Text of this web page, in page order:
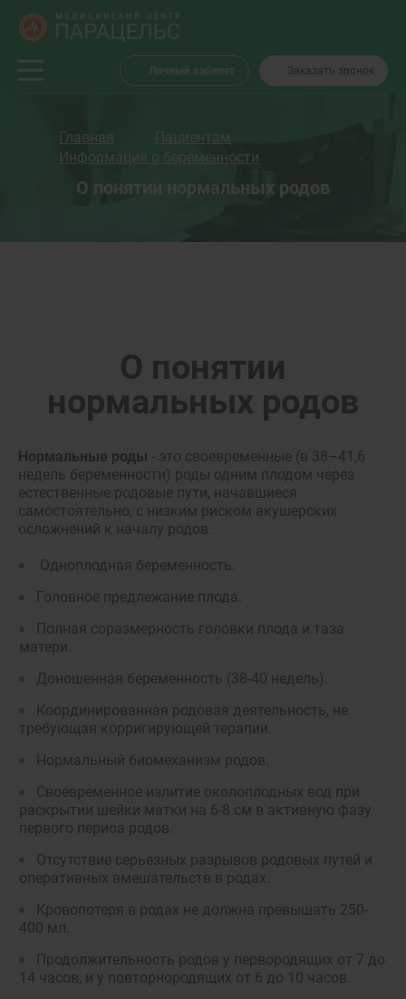
Личный кабинет Заказать звонок
Главная
Пациентам
Информация о беременности
О понятии нормальных родов
О понятии
нормальных родов
Нормальные роды - это своевременные (в 38–41,6
недель беременности) роды одним плодом через
естественные родовые пути, начавшиеся
самостоятельно, с низким риском акушерских
осложнений к началу родов.
Одноплодная беременность.
Головное предлежание плода.
Полная соразмерность головки плода и таза
матери.
Доношенная беременность (38-40 недель).
Координированная родовая деятельность, не
требующая корригирующей терапии.
Нормальный биомеханизм родов.
Своевременное излитие околоплодных вод при
раскрытии шейки матки на 6-8 см в активную фазу
первого периоа родов.
Отсутствие серьезных разрывов родовых путей и
оперативных вмешательств в родах.
Кровопотеря в родах не должна превышать 250-
400 мл.
Продолжительность родов у первородящих от 7 до
14 часов, и у повторнородящих от 6 до 10 часов.